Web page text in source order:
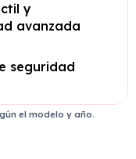
y
avanzada
seguridad
el modelo y año.